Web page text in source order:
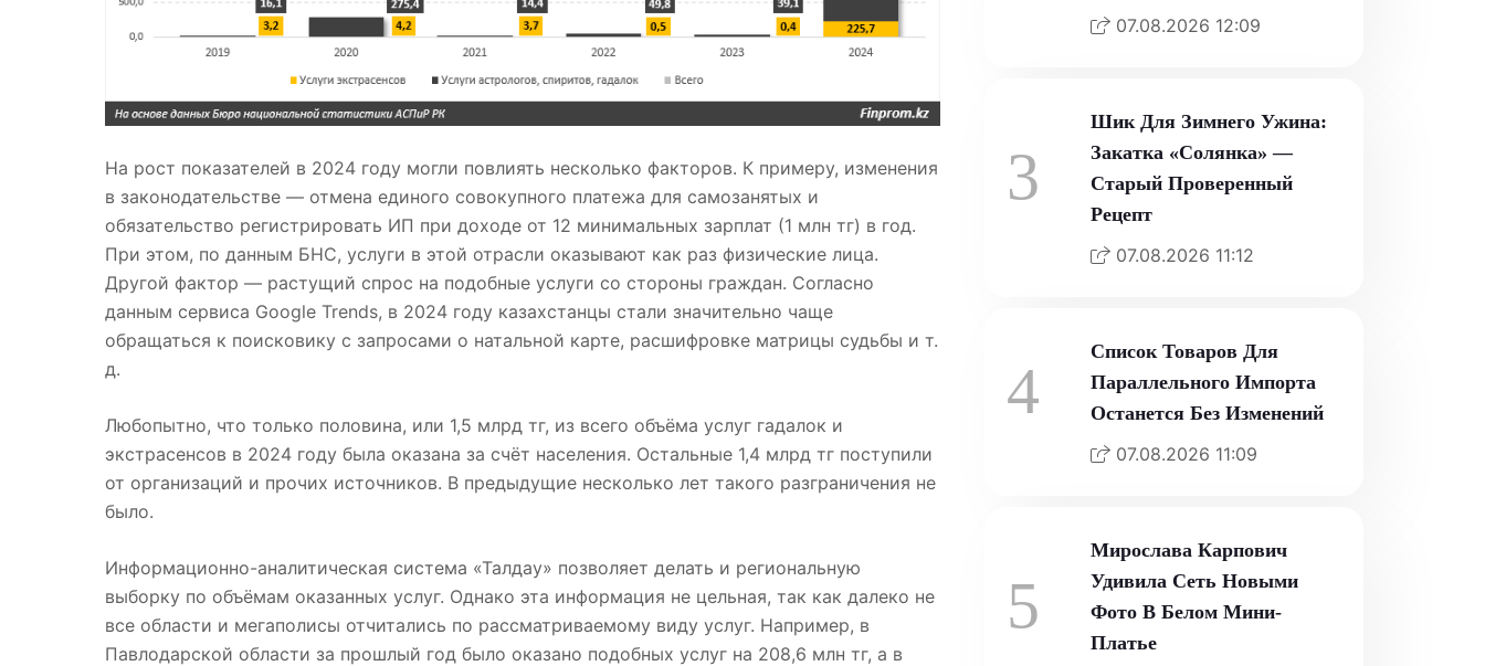
На рост показателей в 2024 году могли повлиять несколько факторов. К примеру, изменения
в законодательстве — отмена единого совокупного платежа для самозанятых и
обязательство регистрировать ИП при доходе от 12 минимальных зарплат (1 млн тг) в год.
При этом, по данным БНС, услуги в этой отрасли оказывают как раз физические лица.
Другой фактор — растущий спрос на подобные услуги со стороны граждан. Согласно
данным сервиса Google Trends, в 2024 году казахстанцы стали значительно чаще
обращаться к поисковику с запросами о натальной карте, расшифровке матрицы судьбы и т.
д.
Любопытно, что только половина, или 1,5 млрд тг, из всего объёма услуг гадалок и
экстрасенсов в 2024 году была оказана за счёт населения. Остальные 1,4 млрд тг поступили
от организаций и прочих источников. В предыдущие несколько лет такого разграничения не
было.
Информационно-аналитическая система «Талдау» позволяет делать и региональную
выборку по объёмам оказанных услуг. Однако эта информация не цельная, так как далеко не
все области и мегаполисы отчитались по рассматриваемому виду услуг. Например, в
Павлодарской области за прошлый год было оказано подобных услуг на 208,6 млн тг, а в
07.08.2026 12:09
3
Шик Для Зимнего Ужина:
Закатка «Солянка» —
Старый Проверенный
Рецепт
07.08.2026 11:12
4
Список Товаров Для
Параллельного Импорта
Останется Без Изменений
07.08.2026 11:09
5
Мирослава Карпович
Удивила Сеть Новыми
Фото В Белом Мини-
Платье